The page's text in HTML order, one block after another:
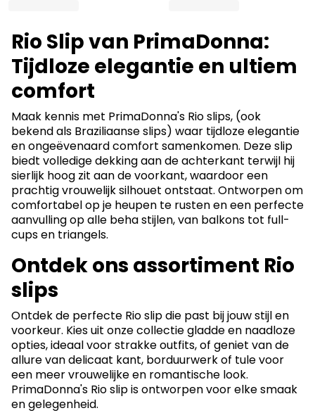
Rio Slip van PrimaDonna:
Tijdloze elegantie en ultiem
comfort
Maak kennis met PrimaDonna's Rio slips, (ook
bekend als Braziliaanse slips) waar tijdloze elegantie
en ongeëvenaard comfort samenkomen. Deze slip
biedt volledige dekking aan de achterkant terwijl hij
sierlijk hoog zit aan de voorkant, waardoor een
prachtig vrouwelijk silhouet ontstaat. Ontworpen om
comfortabel op je heupen te rusten en een perfecte
aanvulling op alle beha stijlen, van balkons tot full-
cups en triangels.
Ontdek ons assortiment Rio
slips
Ontdek de perfecte Rio slip die past bij jouw stijl en
voorkeur. Kies uit onze collectie gladde en naadloze
opties, ideaal voor strakke outfits, of geniet van de
allure van delicaat kant, borduurwerk of tule voor
een meer vrouwelijke en romantische look.
PrimaDonna's Rio slip is ontworpen voor elke smaak
en gelegenheid.